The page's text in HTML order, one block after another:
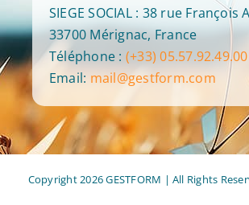
SIEGE SOCIAL : 38 rue François
33700 Mérignac, France
Téléphone : (+33) 05.57.92.49.00
Email: mail@gestform.com
Copyright 2026 GESTFORM | All Rights